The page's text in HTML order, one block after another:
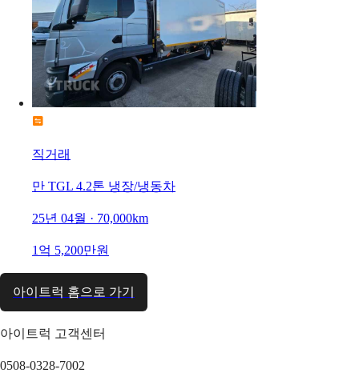
직거래
만 TGL 4.2톤 냉장/냉동차
25년 04월 · 70,000km
1억 5,200만원
아이트럭 홈으로 가기
아이트럭 고객센터
0508-0328-7002